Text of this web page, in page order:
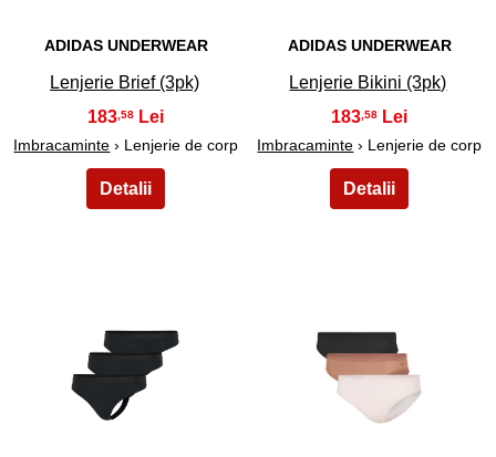
ADIDAS UNDERWEAR
Lenjerie Brief (3pk)
183 ,58
Imbracaminte › Lenjerie de corp
ADIDAS UNDERWEAR
Lenjerie Bikini (3pk)
183 ,58
Imbracaminte › Lenjerie de corp